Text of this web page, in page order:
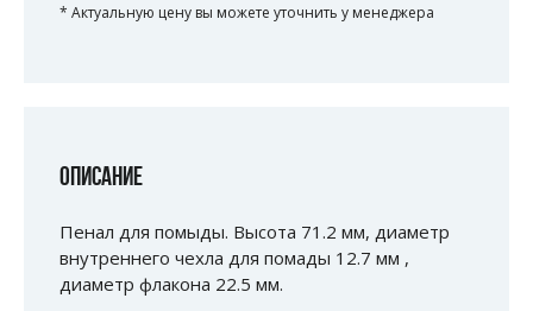
* Актуальную цену вы можете уточнить у менеджера
ОПИСАНИЕ
Пенал для помыды. Высота 71.2 мм, диаметр
внутреннего чехла для помады 12.7 мм ,
диаметр флакона 22.5 мм.